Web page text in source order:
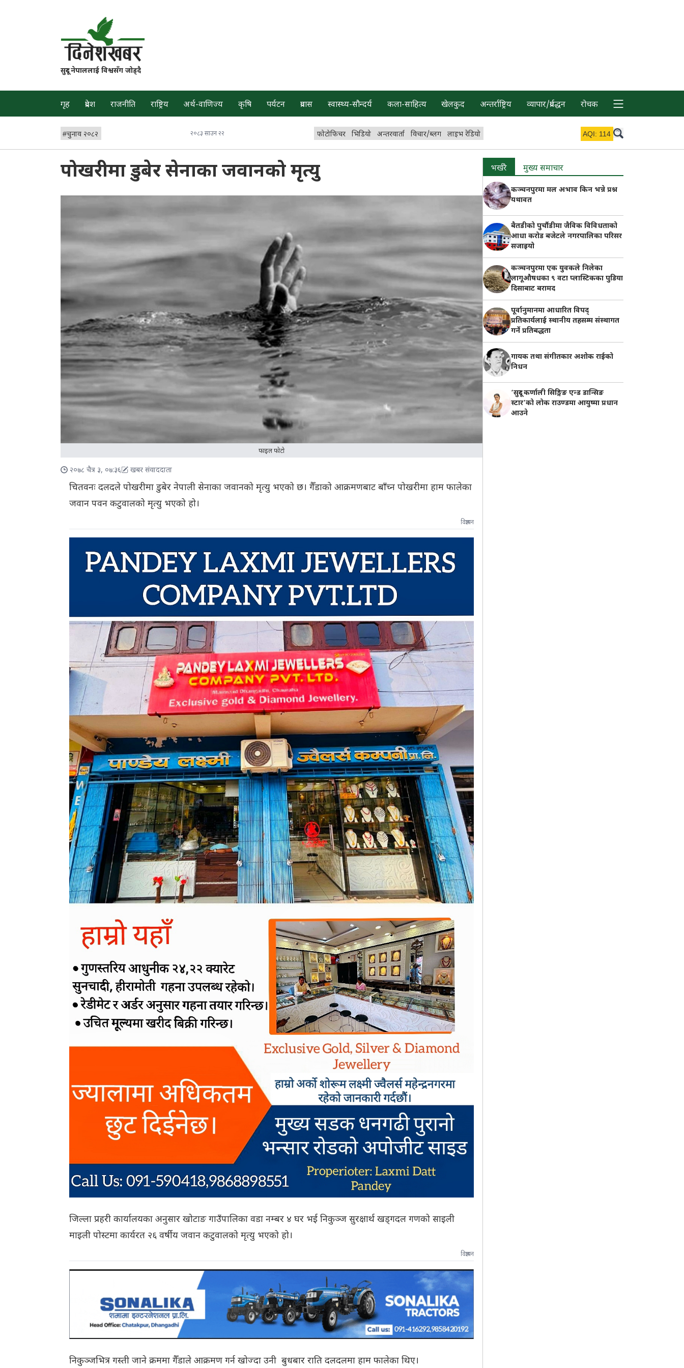
सुदूर नेपाललाई विश्वसँग जोड्दै
गृह प्रदेश राजनीति राष्ट्रिय अर्थ-वाणिज्य कृषि पर्यटन प्रवास स्वास्थ्य-सौन्दर्य कला-साहित्य खेलकुद अन्तर्राष्ट्रिय व्यापार/प्रर्वद्धन रोचक
#चुनाव २०८२ २०८३ साउन २२ फोटोफिचर भिडियो अन्तरवार्ता विचार/ब्लग लाइभ रेडियो AQI: 114
पोखरीमा डुबेर सेनाका जवानको मृत्यु
फाइल फोटो
२०७८ चैत्र ३, ०७:३६ खबर संवाददाता
चितवनः दलदले पोखरीमा डुबेर नेपाली सेनाका जवानको मृत्यु भएको छ। गैँडाको आक्रमणबाट बाँच्न पोखरीमा हाम फालेका
जवान पवन कटुवालको मृत्यु भएको हो।
विज्ञापन
जिल्ला प्रहरी कार्यालयका अनुसार खोटाङ गाउँपालिका वडा नम्बर ४ घर भई निकुञ्ज सुरक्षार्थ खड्गदल गणको साइली
माइली पोस्टमा कार्यरत २६ वर्षीय जवान कटुवालको मृत्यु भएको हो।
विज्ञापन
निकुञ्जभित्र गस्ती जाने क्रममा गैँडाले आक्रमण गर्न खोज्दा उनी बुधबार राति दलदलमा हाम फालेका थिए।
भर्खरै मुख्य समाचार
कञ्चनपुरमा मल अभाव किन भन्ने प्रश्न
यथावत
बैतडीको पुर्चौडीमा जैविक विविधताको
आधा करोड बजेटले नगरपालिका परिसर
सजाइयो
कञ्चनपुरमा एक युवकले निलेका
लागूऔषधका ९ वटा प्लास्टिकका पुडिया
दिसाबाट बरामद
पूर्वानुमानमा आधारित विपद्
प्रतिकार्यलाई स्थानीय तहसम्म संस्थागत
गर्ने प्रतिबद्धता
गायक तथा संगीतकार अशोक राईको
निधन
‘सुदूर कर्णाली सिङ्गिङ एन्ड डान्सिङ
स्टार’को लोक राउण्डमा आयुष्मा प्रधान
आउने